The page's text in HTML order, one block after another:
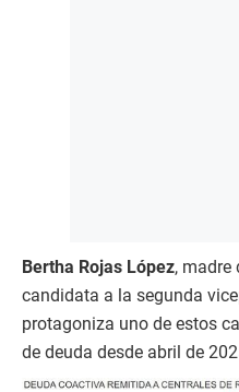
Bertha Rojas López, madre
candidata a la segunda
protagoniza uno de estos
de deuda desde abril de